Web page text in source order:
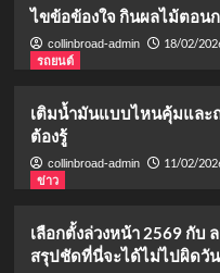
ไขข้อข้องใจ กินผลไม้ตอน
collinbroad-admin
18/02/
รถยนต์
เติมน้ำมันแบบไหนคุ้มและ
ต้องรู้
collinbroad-admin
11/02/
ข่าว
เลือกตั้งล่วงหน้า 2569 กับ
สรุปชัดที่นี่จะได้ไม่ไปผิดวั